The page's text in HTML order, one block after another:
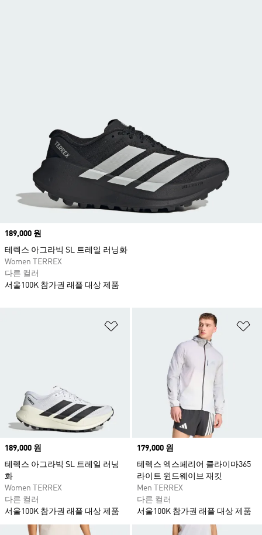
Price
189,000 원
테렉스 아그라빅 SL 트레일 러닝
화
Women TERREX
다른 컬러
서울100K 참가권 래플 대상 제품
Price
179,000 원
테렉스 엑스페리어 클라이마365
라이트 윈드웨이브 재킷
Men TERREX
다른 컬러
서울100K 참가권 래플 대상 제품
Price
189,000 원
테렉스 아그라빅 SL 트레일 러닝화
Women TERREX
다른 컬러
서울100K 참가권 래플 대상 제품